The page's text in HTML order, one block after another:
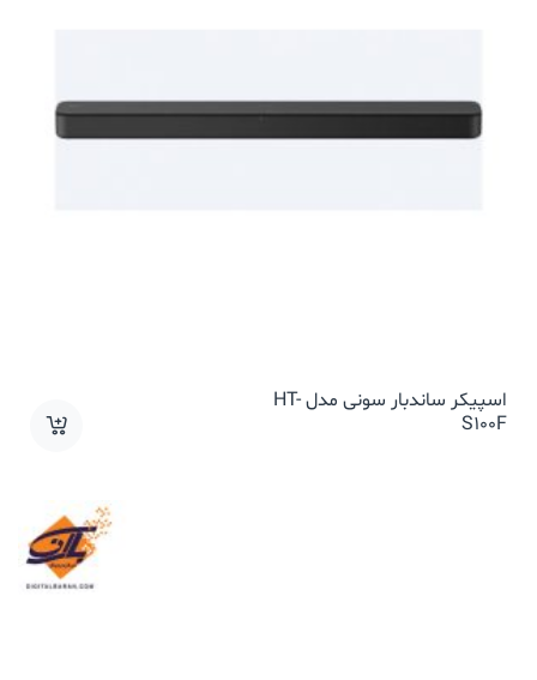
اسپیکر ساندبار سونی مدل HT-
S100F